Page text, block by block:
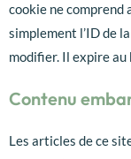
cookie ne comprend
simplement l’ID de
modifier. Il expire au
Contenu
Les articles de ce